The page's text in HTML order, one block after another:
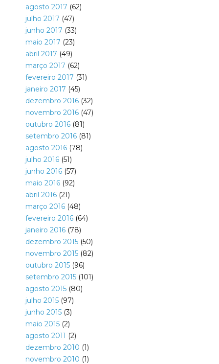
agosto 2017 (62)
julho 2017 (47)
junho 2017 (33)
maio 2017 (23)
abril 2017 (49)
março 2017 (62)
fevereiro 2017 (31)
janeiro 2017 (45)
dezembro 2016(32)
novembro 2016(47)
outubro 2016(81)
setembro 2016(81)
agosto 2016(78)
julho 2016(51)
junho 2016(57)
maio 2016(92)
abril 2016(21)
março 2016(48)
fevereiro 2016(64)
janeiro 2016(78)
dezembro 2015(50)
novembro 2015(82)
outubro 2015(96)
setembro 2015(101)
agosto 2015(80)
julho 2015(97)
junho 2015(3)
maio 2015(2)
agosto 2011 (2)
dezembro 2010 (1)
novembro 2010 (1)